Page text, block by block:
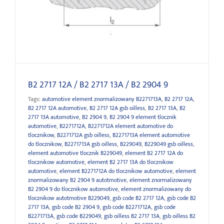
B2 2717 12A / B2 2717 13A / B2 2904 9
Tags: automotive element znormalizowany B2271713A, B2 2717 12A,
B2 2717 12A automotive, B2 2717 12A gsb oilless, B2 2717 13A, B2
2717 13A automotive, B2 2904 9, B2 2904 9 element tlocznik
automotive, B2271712A, B2271712A element automotive do
tlocznikow, B2271712A gsb oilless, B2271713A element automotive
do tlocznikow, B2271713A gsb oilless, B229049, B229049 gsb oilless,
element automotive tlocznik B229049, element B2 2717 12A do
tlocznikow automotive, element B2 2717 13A do tlocznikow
automotive, element B2271712A do tlocznikow automotive, element
znormalizowany B2 2904 9 autotmotive, element znormalizowany
B2 2904 9 do tlocznikow automotive, element znormalizowany do
tlocznikow autotmotive B229049, gsb code B2 2717 12A, gsb code B2
2717 13A, gsb code B2 2904 9, gsb code B2271712A, gsb code
B2271713A, gsb code B229049, gsb oilless B2 2717 13A, gsb oilless B2